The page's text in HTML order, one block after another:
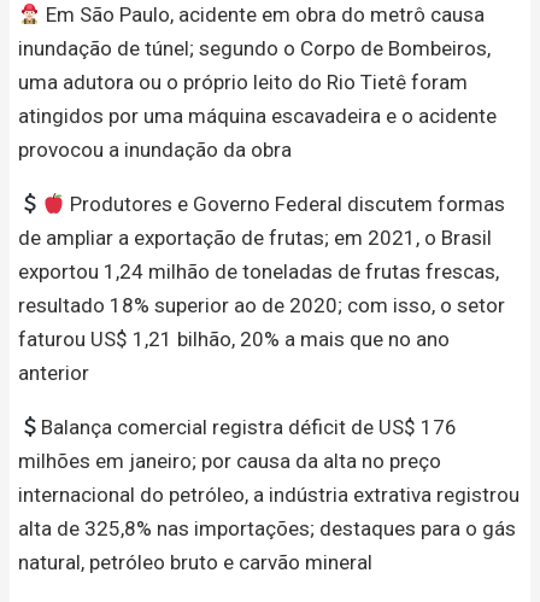
Em São Paulo, acidente em obra do metrô causa
inundação de túnel; segundo o Corpo de Bombeiros,
uma adutora ou o próprio leito do Rio Tietê foram
atingidos por uma máquina escavadeira e o acidente
provocou a inundação da obra
Produtores e Governo Federal discutem formas
de ampliar a exportação de frutas; em 2021, o Brasil
exportou 1,24 milhão de toneladas de frutas frescas,
resultado 18% superior ao de 2020; com isso, o setor
faturou US$ 1,21 bilhão, 20% a mais que no ano
anterior
Balança comercial registra déficit de US$ 176
milhões em janeiro; por causa da alta no preço
internacional do petróleo, a indústria extrativa registrou
alta de 325,8% nas importações; destaques para o gás
natural, petróleo bruto e carvão mineral